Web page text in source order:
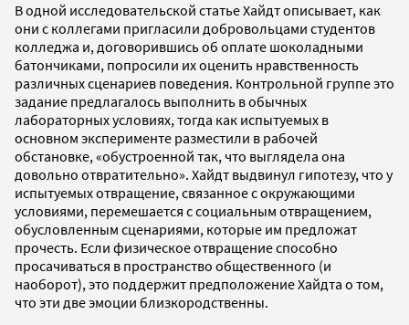
В одной исследовательской статье Хайдт описывает, как
они с коллегами пригласили добровольцами студентов
колледжа и, договорившись об оплате шоколадными
батончиками, попросили их оценить нравственность
различных сценариев поведения. Контрольной группе это
задание предлагалось выполнить в обычных
лабораторных условиях, тогда как испытуемых в
основном эксперименте разместили в рабочей
обстановке, «обустроенной так, что выглядела она
довольно отвратительно». Хайдт выдвинул гипотезу, что у
испытуемых отвращение, связанное с окружающими
условиями, перемешается с социальным отвращением,
обусловленным сценариями, которые им предложат
прочесть. Если физическое отвращение способно
просачиваться в пространство общественного (и
наоборот), это поддержит предположение Хайдта о том,
что эти две эмоции близкородственны.